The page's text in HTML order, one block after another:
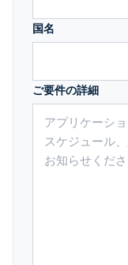
国名
ご要件の詳細